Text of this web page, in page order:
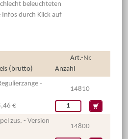
beleuchteten
Infos durch Klick auf
Art.-Nr.
(brutto)
Anzahl
-
14810
€
zus. - Version
14800